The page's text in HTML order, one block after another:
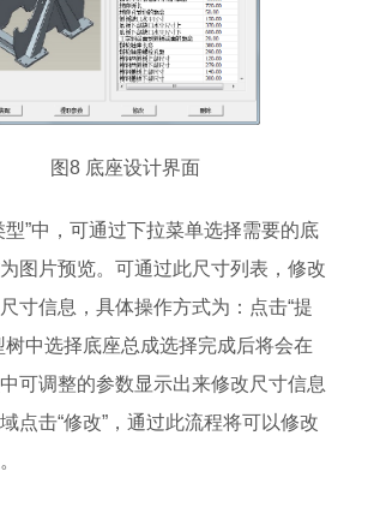
图8 底座设计界面
型”中，可通过下拉菜单选择需要的底
图片预览。可通过此尺寸列表，修改
寸信息，具体操作方式为：点击“提
树中选择底座总成选择完成后将会在
可调整的参数显示出来修改尺寸信息
点击“修改”，通过此流程将可以修改